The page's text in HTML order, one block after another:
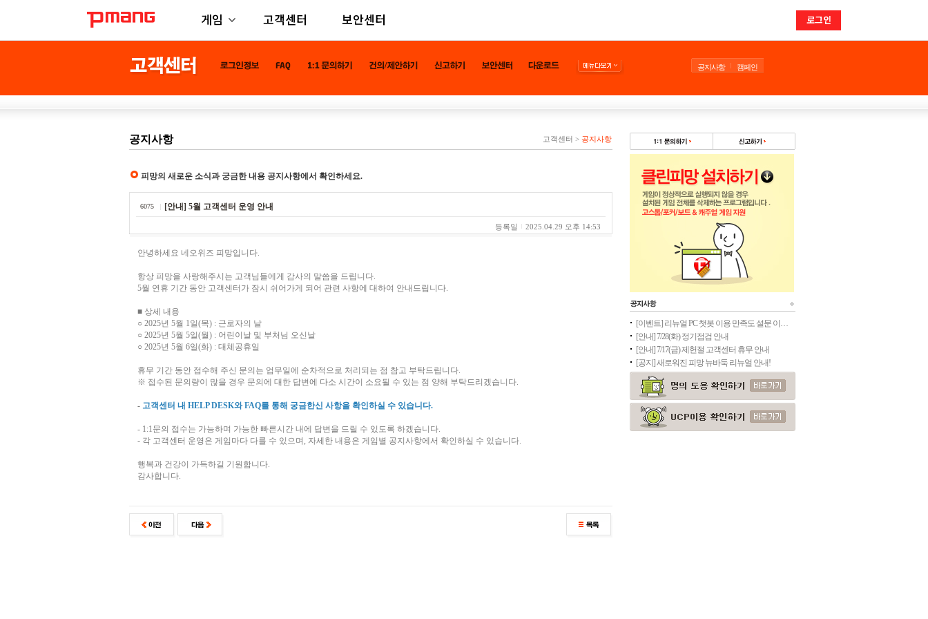
게임 고객센터 보안센터 로그인
공지사항 캠페인
공지사항 고객센터 > 공지사항
피망의 새로운 소식과 궁금한 내용 공지사항에서 확인하세요.
6075 [안내] 5월 고객센터 운영 안내
등록일 2025.04.29 오후 14:53
안녕하세요 네오위즈 피망입니다.
항상 피망을 사랑해주시는 고객님들에게 감사의 말씀을 드립니다.
5월 연휴 기간 동안 고객센터가 잠시 쉬어가게 되어 관련 사항에 대하여 안내드립니다.
■ 상세 내용
○ 2025년 5월 1일(목) : 근로자의 날
○ 2025년 5월 5일(월) : 어린이날 및 부처님 오신날
○ 2025년 5월 6일(화) : 대체공휴일
휴무 기간 동안 접수해 주신 문의는 업무일에 순차적으로 처리되는 점 참고 부탁드립니다.
※ 접수된 문의량이 많을 경우 문의에 대한 답변에 다소 시간이 소요될 수 있는 점 양해 부탁드리겠습니다.
- 고객센터 내 HELP DESK와 FAQ를 통해 궁금한신 사항을 확인하실 수 있습니다.
- 1:1문의 접수는 가능하며 가능한 빠른시간 내에 답변을 드릴 수 있도록 하겠습니다.
- 각 고객센터 운영은 게임마다 다를 수 있으며, 자세한 내용은 게임별 공지사항에서 확인하실 수 있습니다.
행복과 건강이 가득하길 기원합니다.
감사합니다.
[이벤트] 리뉴얼 PC 챗봇 이용 만족도 설문 이벤트
[안내] 7/28(화) 정기점검 안내
[안내] 7/17(금) 제헌절 고객센터 휴무 안내
[공지] 새로워진 피망 뉴바둑 리뉴얼 안내!